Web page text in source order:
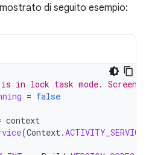
di seguito esempio:
in lock task mode. Screen
= false
context
(Context.ACTIVITY_SERVICE